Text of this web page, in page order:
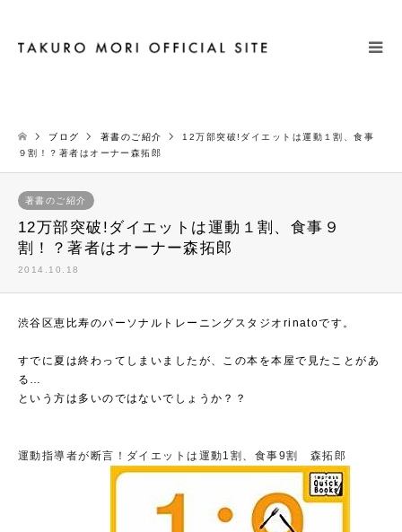
ブログ 著書のご紹介
12万部突破!ダイエットは運動１割、食事
９割！？著者はオーナー森拓郎
著書のご紹介
12万部突破!ダイエットは運動１割、食事９
割！？著者はオーナー森拓郎
2014.10.18
渋谷区恵比寿のパーソナルトレーニングスタジオrinatoです。
すでに夏は終わってしまいましたが、この本を本屋で見たことがあ
る…
という方は多いのではないでしょうか？？
運動指導者が断言！ダイエットは運動1割、食事9割 森拓郎